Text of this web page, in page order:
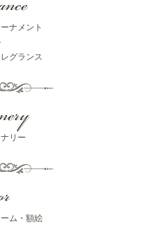
ナメント
グランス
リー
ム・額絵